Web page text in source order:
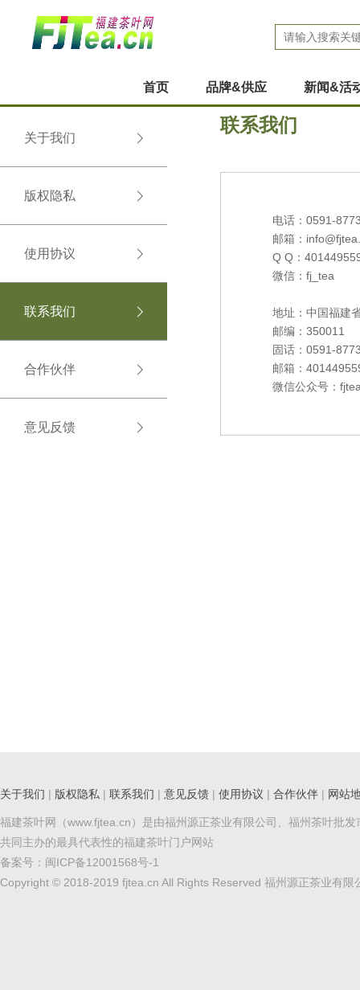
首页 品牌&供应 新闻&活
关于我们
版权隐私
使用协议
联系我们
合作伙伴
意见反馈
联系我们
电话：0591-
邮箱：
Q Q：
微信：fj_tea
地址：中国福建省
邮编：
固话：0591-
邮箱：
微信公众号：
关于我们 | 版权隐私 | 联系我们 | 意见反馈 | 使用协议 | 合作伙伴 | 网站
福建茶叶网（www.fjtea.cn）是由福州源正茶业有限公司、福州茶叶批发
共同主办的最具代表性的福建茶叶门户网站
备案号： 闽ICP备12001568号-1
Copyright © 2018-2019 fjtea.cn All Rights Reserved 福州源正茶业有限